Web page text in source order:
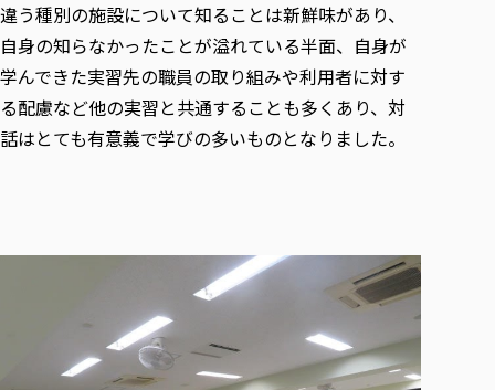
違う種別の施設について知ることは新鮮味があり、
自身の知らなかったことが溢れている半面、自身が
学んできた実習先の職員の取り組みや利用者に対す
る配慮など他の実習と共通することも多くあり、対
話はとても有意義で学びの多いものとなりました。